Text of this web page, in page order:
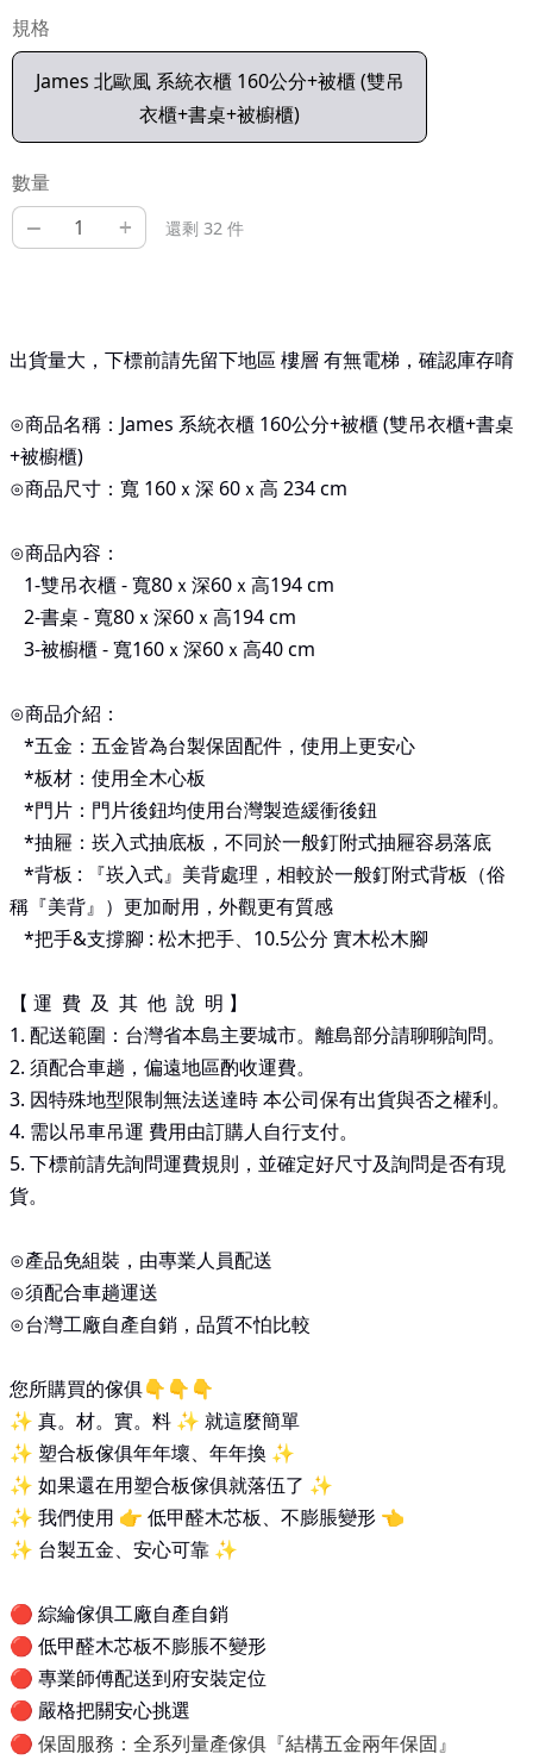
規格
James 北歐風 系統衣櫃 160公分+被櫃 (雙吊
衣櫃+書桌+被櫥櫃)
數量
– + 還剩 32 件
出貨量大，下標前請先留下地區 樓層 有無電梯，確認庫存唷
⊙商品名稱：James 系統衣櫃 160公分+被櫃 (雙吊衣櫃+書桌
+被櫥櫃)
⊙商品尺寸：寬 160ｘ深 60ｘ高 234cm
⊙商品內容：
1-雙吊衣櫃 -寬80ｘ深60ｘ高194 cm
2-書桌 -寬80ｘ深60ｘ高194 cm
3-被櫥櫃-寬160ｘ深60ｘ高40cm
⊙商品介紹：
*五金：五金皆為台製保固配件，使用上更安心
*板材：使用全木心板
*門片：門片後鈕均使用台灣製造緩衝後鈕
*抽屜：崁入式抽底板，不同於一般釘附式抽屜容易落底
*背板 :
『崁入式』美背處理，相較於一般釘附式背板（俗
稱『美背』）更加耐用，外觀更有質感
*把手&支撐腳 : 松木把手、 10.5公分 實木松木腳
【 運 費 及 其 他 說 明 】
1. 配送範圍：台灣省本島主要城市。離島部分請聊聊詢問。
2. 須配合車趟，偏遠地區酌收運費。
3. 因特殊地型限制無法送達時 本公司保有出貨與否之權利。
4. 需以吊車吊運 費用由訂購人自行支付。
5. 下標前請先詢問運費規則，並確定好尺寸及詢問是否有現
貨。
⊙產品免組裝，由專業人員配送
⊙須配合車趟運送
⊙台灣工廠自產自銷，品質不怕比較
您所購買的傢俱👇👇👇
✨ 真。材。實。料 ✨ 就這麼簡單
✨ 塑合板傢俱年年壞、年年換 ✨
✨ 如果還在用塑合板傢俱就落伍了 ✨
✨ 我們使用 👉 低甲醛木芯板、不膨脹變形 👈
✨ 台製五金、安心可靠 ✨
🔴 綜綸傢俱工廠自產自銷
🔴 低甲醛木芯板不膨脹不變形
🔴 專業師傅配送到府安裝定位
🔴 嚴格把關安心挑選
🔴 保固服務：全系列量產傢俱『結構五金兩年保固』